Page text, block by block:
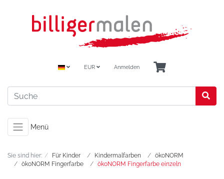
EUR Anmelden
Menü
Sie sind hier: Für Kinder Kindermalfarben
ökoNORM
ökoNORM Fingerfarbe
ökoNORM Fingerfarbe einzeln